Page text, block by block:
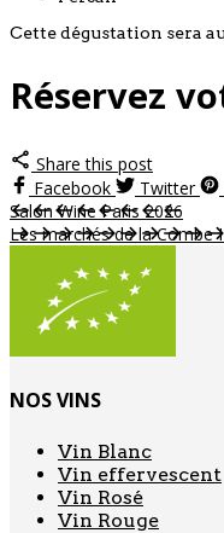
Cette dégustation sera
Réservez
Share this post
Facebook
Twitter
Salon Wine Paris 2026
Les marchés de la Combe
NOS VINS
Vin Blanc
Vin effervescent
Vin Rosé
Vin Rouge